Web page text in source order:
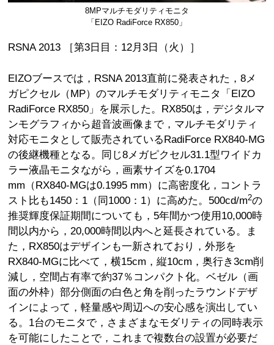
8MPマルチモダリティモニタ
「EIZO RadiForce RX850」
RSNA 2013 ［第3日目：12月3日（火）］
EIZOブースでは，RSNA 2013直前に発表された，8メ
ガピクセル（MP）のマルチモダリティモニタ「EIZO
RadiForce RX850」を展示した。RX850は，デジタルマ
ンモグラフィから超音波画像まで，マルチモダリティ
対応モニタとして販売されているRadiForce RX840-MG
の後継機種となる。同じ8メガピクセル31.1型ワイドカ
ラー液晶モニタながら，画素サイズを0.1704
mm（RX840-MGは0.1995 mm）に高密度化，コントラ
スト比も1450：1（同1000：1）に高めた。500cd/m2の
推奨輝度保証期間についても，5年間かつ使用10,000時
間以内から，20,000時間以内へと延長されている。ま
た，RX850はデザインも一新されており，外形を
RX840-MGに比べて，横15cm，縦10cm，奥行き3cm削
減し，空間占有率で約37％コンパクト化。ベゼル（画
面の外枠）部分側面の白色と角を削ったラウンドデザ
インによって，軽量感や周辺への安心感を演出してい
る。1台のモニタで，さまざまなモダリティの同時表示
を可能にしたことで，これまで複数台の設置が必要だ